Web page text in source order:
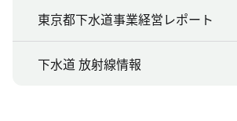
東京都下水道事業経営レポート
下水道 放射線情報